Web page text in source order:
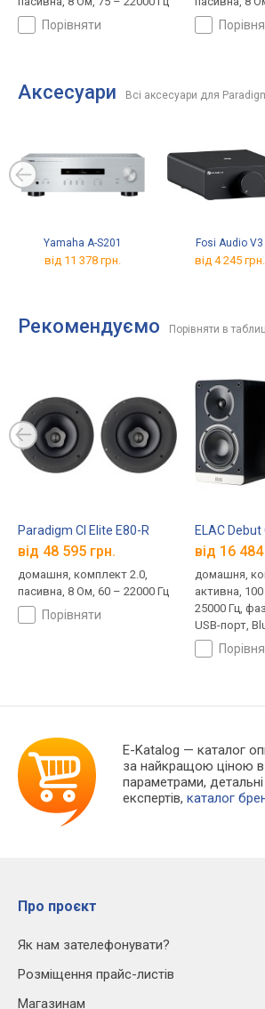
порівняти
Аксесуари Всі аксесуари для
Yamaha A-S201
від 11 378 грн.
Fosi Audio V3
від 4 245 грн.
Рекомендуємо Порівняти в
Paradigm CI Elite E80-R
від 48 595 грн.
домашня, комплект 2.0,
пасивна, 8 Ом, 60 – 22000 Гц
порівняти
ELAC Debut
від 16
домашня,
активна,
25000 Гц,
USB-порт,
E-Katalog — каталог
за найкращою ціною в
параметрами,
експертів,каталог
Про проєкт
Як нам зателефонувати?
Розміщення прайс-листів
Магазинам